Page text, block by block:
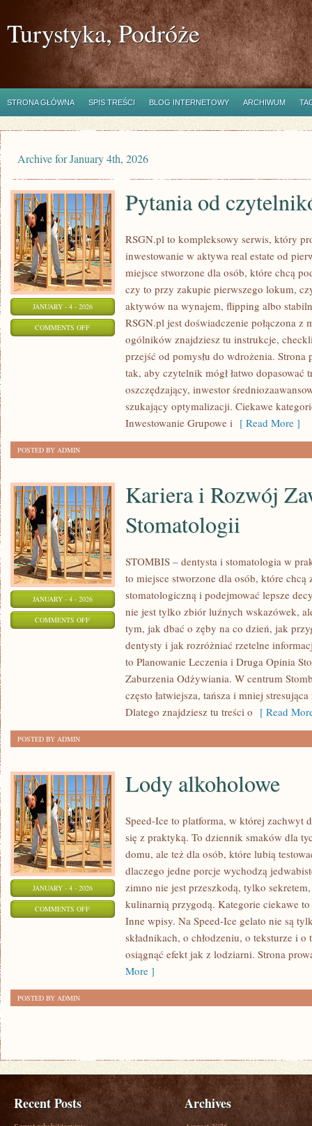
Turystyka, Podróże
STRONA GŁÓWNA SPIS TREŚCI BLOG INTERNETOWY ARCHIWUM
Archive for January 4th, 2026
JANUARY - 4 - 2026
COMMENTS OFFON
CZYTELNIKÓW
Pytania od
RSGN.pl to kompleksowy serwis, który
inwestowanie w aktywa real estate od
miejsce stworzone dla osób, które chcą
czy to przy zakupie pierwszego lokum,
aktywów na wynajem, flipping albo
RSGN.pl jest doświadczenie połączona z
ogólników znajdziesz tu instrukcje,
przejść od pomysłu do wdrożenia.
tak, aby czytelnik mógł łatwo dopasować
oszczędzający, inwestor
szukający optymalizacji. Ciekawe
Inwestowanie Grupowe i [ Read More ]
POSTED BY ADMIN
JANUARY - 4 - 2026
COMMENTS OFFON
Kariera i Rozwój
Stomatologii
STOMBIS – dentysta i stomatologia w
to miejsce stworzone dla osób, które
stomatologiczną i podejmować lepsze
nie jest tylko zbiór luźnych wskazówek,
tym, jak dbać o zęby na co dzień, jak
dentysty i jak rozróżniać rzetelne
to Planowanie Leczenia i Druga Opinia
Zaburzenia Odżywiania. W centrum
często łatwiejsza, tańsza i mniej
Dlatego znajdziesz tu treści o [ Read
POSTED BY ADMIN
JANUARY - 4 - 2026
COMMENTS OFFON
ALKOHOLOWE
Lody alkoholowe
Speed-Ice to platforma, w której zachwyt
się z praktyką. To dziennik smaków dla
domu, ale też dla osób, które lubią
dlaczego jedne porcje wychodzą
zimno nie jest przeszkodą, tylko
kulinarnią przygodą. Kategorie ciekawe
Inne wpisy. Na Speed-Ice gelato nie są
składnikach, o chłodzeniu, o teksturze i
osiągnąć efekt jak z lodziarni. Strona
More ]
POSTED BY ADMIN
Recent Posts Archives